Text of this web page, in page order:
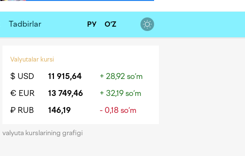
Tadbirlar РУ O‘Z
Valyutalar kursi
$ USD 11 915,64
+ 28,92 so‘m
€ EUR
13 749,46
+ 32,19 so‘m
₽ RUB
146,19 - 0,18 so‘m
valyuta kurslarining grafigi